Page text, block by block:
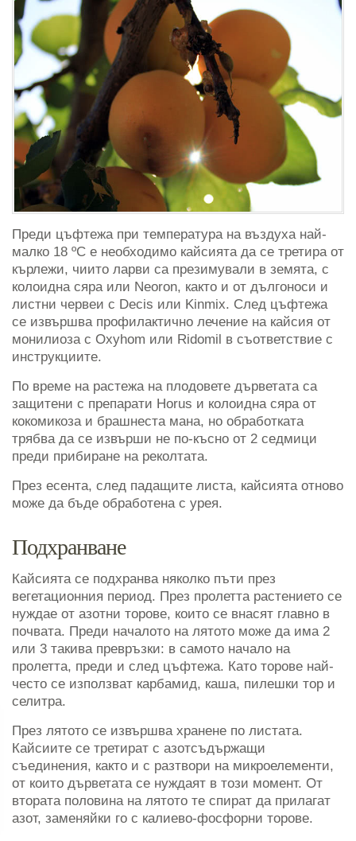
Преди цъфтежа при температура на въздуха най-
малко 18 ºC е необходимо кайсията да се третира от
кърлежи, чиито ларви са презимували в земята, с
колоидна сяра или Neoron, както и от дългоноси и
листни червеи с Decis или Kinmix. След цъфтежа
се извършва профилактично лечение на кайсия от
монилиоза с Oxyhom или Ridomil в съответствие с
инструкциите.
По време на растежа на плодовете дърветата са
защитени с препарати Horus и колоидна сяра от
кокомикоза и брашнеста мана, но обработката
трябва да се извърши не по-късно от 2 седмици
преди прибиране на реколтата.
През есента, след падащите листа, кайсията отново
може да бъде обработена с урея.
Подхранване
Кайсията се подхранва няколко пъти през
вегетационния период. През пролетта растението се
нуждае от азотни торове, които се внасят главно в
почвата. Преди началото на лятото може да има 2
или 3 такива превръзки: в самото начало на
пролетта, преди и след цъфтежа. Като торове най-
често се използват карбамид, каша, пилешки тор и
селитра.
През лятото се извършва хранене по листата.
Кайсиите се третират с азотсъдържащи
съединения, както и с разтвори на микроелементи,
от които дърветата се нуждаят в този момент. От
втората половина на лятото те спират да прилагат
азот, заменяйки го с калиево-фосфорни торове.